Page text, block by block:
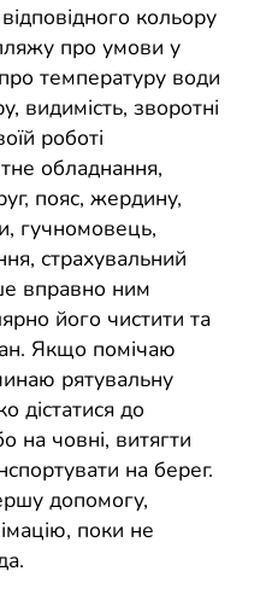
кольору
про умови у
температуру води
видимість, зворотні
роботі
обладнання,
пояс, жердину,
гучномовець,
страхувальний
вправно ним
його чистити та
Якщо помічаю
рятувальну
дістатися до
на човні, витягти
на берег.
допомогу,
поки не